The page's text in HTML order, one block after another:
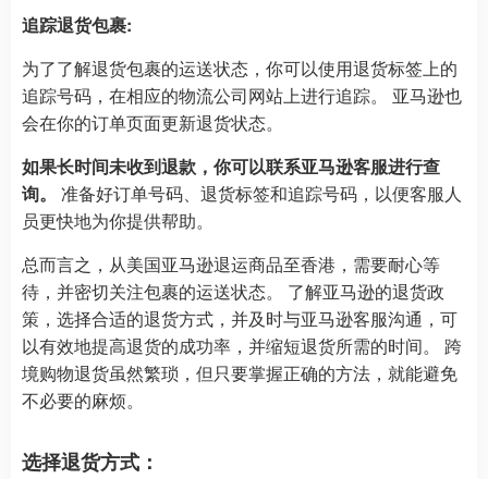
追踪退货包裹:
为了了解退货包裹的运送状态，你可以使用退货标签上的
追踪号码，在相应的物流公司网站上进行追踪。 亚马逊也
会在你的订单页面更新退货状态。
如果长时间未收到退款，你可以联系亚马逊客服进行查
询。
准备好订单号码、退货标签和追踪号码，以便客服人
员更快地为你提供帮助。
总而言之，从美国亚马逊退运商品至香港，需要耐心等
待，并密切关注包裹的运送状态。 了解亚马逊的退货政
策，选择合适的退货方式，并及时与亚马逊客服沟通，可
以有效地提高退货的成功率，并缩短退货所需的时间。 跨
境购物退货虽然繁琐，但只要掌握正确的方法，就能避免
不必要的麻烦。
选择退货方式：